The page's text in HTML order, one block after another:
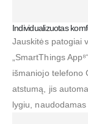
Individualizuotas
Jauskitės patogiai
„SmartThings
išmaniojo telefono
atstumą, jis
lygiu,